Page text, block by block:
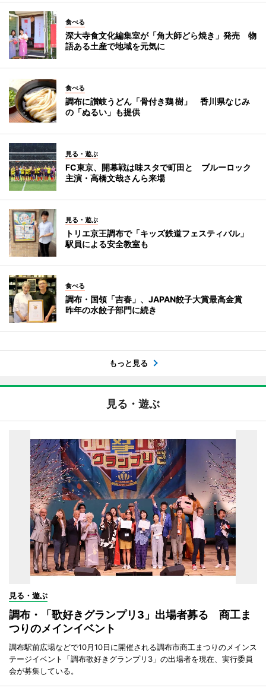
食べる
深大寺食文化編集室が「角大師どら焼き」発売 物
語ある土産で地域を元気に
食べる
調布に讃岐うどん「骨付き鶏 樹」 香川県なじみ
の「ぬるい」も提供
見る・遊ぶ
FC東京、開幕戦は味スタで町田と ブルーロック
主演・高橋文哉さんら来場
見る・遊ぶ
トリエ京王調布で「キッズ鉄道フェスティバル」
駅員による安全教室も
食べる
調布・国領「吉春」、JAPAN餃子大賞最高金賞
昨年の水餃子部門に続き
もっと見る
見る・遊ぶ
見る・遊ぶ
調布・「歌好きグランプリ3」出場者募る 商工ま
つりのメインイベント
調布駅前広場などで10月10日に開催される調布市商工まつりのメインス
テージイベント「調布歌好きグランプリ3」の出場者を現在、実行委員
会が募集している。